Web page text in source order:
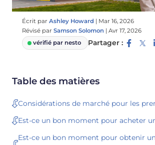
Écrit par Ashley Howard | Mar 16, 2026
Révisé par Samson Solomon | Avr 17, 2026
vérifié par nesto
Partager :
Table des matières
Considérations de marché pour les
Est-ce un bon moment pour acheter
Est-ce un bon moment pour obtenir